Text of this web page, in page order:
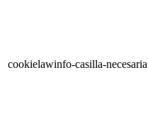
cookielawinfo-casilla-necesaria